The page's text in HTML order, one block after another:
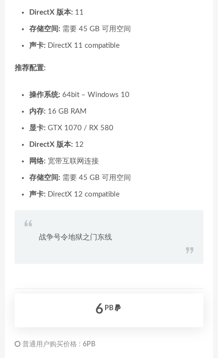
DirectX 版本: 11
存储空间: 需要 45 GB 可用空间
声卡: DirectX 11 compatible
推荐配置:
操作系统: 64bit – Windows 10
内存: 16 GB RAM
显卡: GTX 1070 / RX 580
DirectX 版本: 12
网络: 宽带互联网连接
存储空间: 需要 45 GB 可用空间
声卡: DirectX 12 compatible
战争号令地狱之门东线
6 PB
普通用户购买价格 : 6PB